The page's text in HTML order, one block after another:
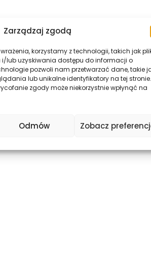
Zarządzaj zgodą
korzystamy z technologii, takich jak
i/lub uzyskiwania dostępu do informacji o
pozwoli nam przetwarzać dane, takie
lub unikalne identyfikatory na tej stronie.
zgody może niekorzystnie wpłynąć na
Odmów Zobacz